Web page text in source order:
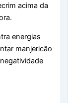
acima da
energias
manjericão